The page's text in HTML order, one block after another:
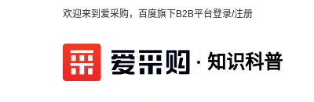
欢迎来到爱采购，百度旗下B2B平台登录/注册
知识科普